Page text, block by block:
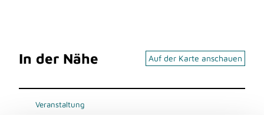
In der Nähe Auf der Karte anschauen
Veranstaltung